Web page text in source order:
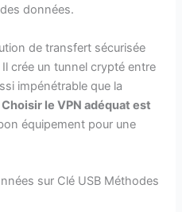
données.
de transfert sécurisée
crée un tunnel crypté entre
impénétrable que la
Choisir le VPN adéquat est
équipement pour une
sur Clé USB Méthodes